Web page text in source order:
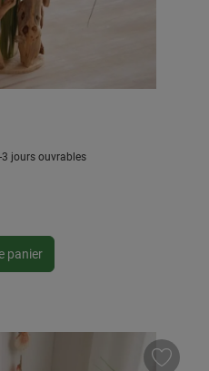
3 jours ouvrables
Entrez la quantité
panier